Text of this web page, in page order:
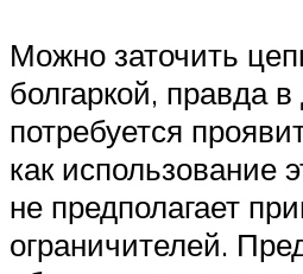
Можно заточить
болгаркой, правда
потребуется
как использование
не предполагает
ограничителей.